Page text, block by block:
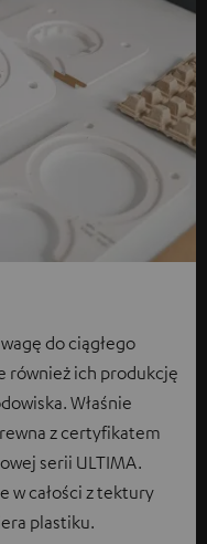
do ciągłego
również ich produkcję
Właśnie
z certyfikatem
serii ULTIMA.
w całości z tektury
plastiku.